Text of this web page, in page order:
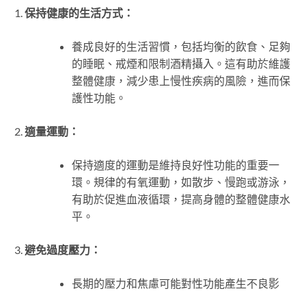
保持健康的生活方式：
養成良好的生活習慣，包括均衡的飲食、足夠
的睡眠、戒煙和限制酒精攝入。這有助於維護
整體健康，減少患上慢性疾病的風險，進而保
護性功能。
適量運動：
保持適度的運動是維持良好性功能的重要一
環。規律的有氧運動，如散步、慢跑或游泳，
有助於促進血液循環，提高身體的整體健康水
平。
避免過度壓力：
長期的壓力和焦慮可能對性功能產生不良影